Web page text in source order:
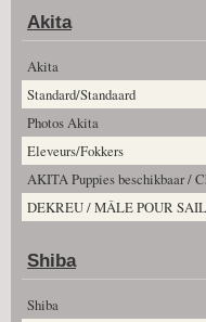
Akita
Akita
Standard/Standaard
Photos Akita
Eleveurs/Fokkers
AKITA Puppies beschikbaar /
DEKREU / MÂLE POUR
Shiba
Shiba